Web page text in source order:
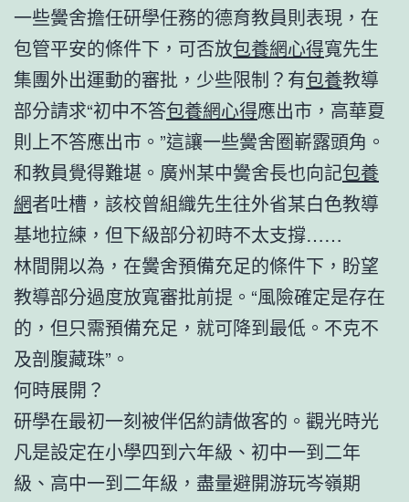
一些黌舍擔任研學任務的德育教員則表現，在
包管平安的條件下，可否放包養網心得寬先生
集團外出運動的審批，少些限制？有包養教導
部分請求“初中不答包養網心得應出市，高華夏
則上不答應出市。”這讓一些黌舍圈嶄露頭角。
和教員覺得難堪。廣州某中黌舍長也向記包養
網者吐槽，該校曾組織先生往外省某白色教導
基地拉練，但下級部分初時不太支撐……
林間開以為，在黌舍預備充足的條件下，盼望
教導部分過度放寬審批前提。“風險確定是存在
的，但只需預備充足，就可降到最低。不克不
及剖腹藏珠”。
何時展開？
研學在最初一刻被伴侶約請做客的。觀光時光
凡是設定在小學四到六年級、初中一到二年
級、高中一到二年級，盡量避開游玩岑嶺期